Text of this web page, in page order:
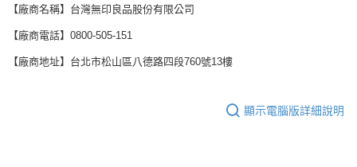
【廠商名稱】台灣無印良品股份有限公司
【廠商電話】0800-505-151
【廠商地址】台北市松山區八德路四段760號13樓
顯示電腦版詳細說明